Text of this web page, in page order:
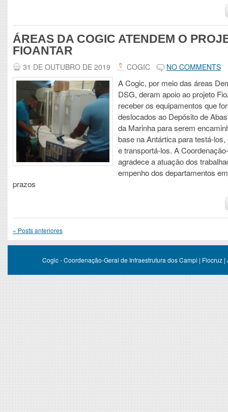
ÁREAS DA COGIC ATENDEM O
FIOANTAR
31 DE OUTUBRO DE 2019 COGIC NO COMMENTS
A Cogic, por meio das áreas
DSG, deram apoio ao projeto
receber os equipamentos que
deslocados ao Depósito de
da Marinha para serem
base na Antártica para testá-
e transportá-los. A
agradece a atuação dos
empenho dos departamentos
prazos
« Posts anteriores
Cogic - Coordenação-Geral de Infraestrutura dos Campi | Fiocruz